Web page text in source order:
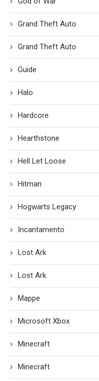
Grand Theft Auto
Grand Theft Auto
Guide
Halo
Hardcore
Hearthstone
Hell Let Loose
Hitman
Hogwarts Legacy
Incantamento
Lost Ark
Lost Ark
Mappe
Microsoft Xbox
Minecraft
Minecraft